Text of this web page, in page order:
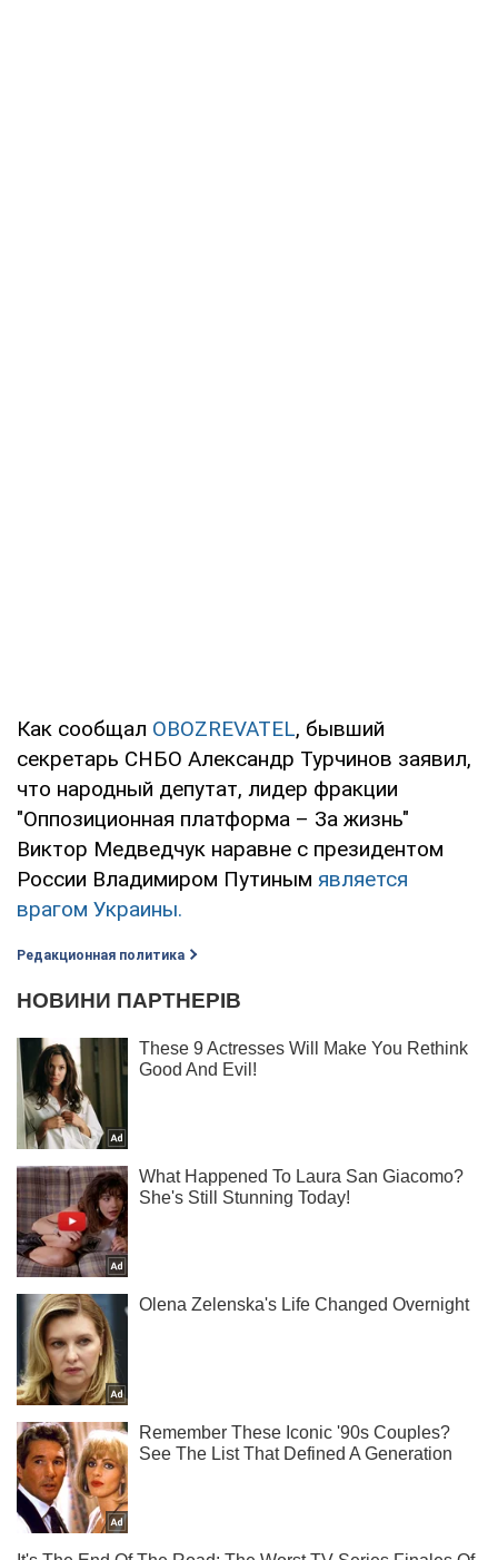
Как сообщал OBOZREVATEL, бывший
секретарь СНБО Александр Турчинов заявил,
что народный депутат, лидер фракции
"Оппозиционная платформа – За жизнь"
Виктор Медведчук наравне с президентом
России Владимиром Путиным является
врагом Украины.
Редакционная политика